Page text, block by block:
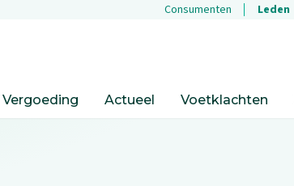
Consumenten Leden
Vergoeding Actueel Voetklachten